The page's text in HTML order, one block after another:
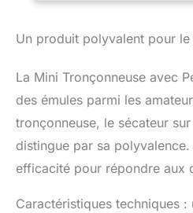
Un produit polyvalent pour
La Mini Tronçonneuse avec
des émules parmi les
tronçonneuse, le sécateur
distingue par sa
efficacité pour répondre aux
Caractéristiques techniques